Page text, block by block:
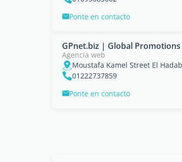
Ponte en contacto
GPnet.biz | Global
Agencia web
Moustafa Kamel Street El
01222737859
Ponte en contacto